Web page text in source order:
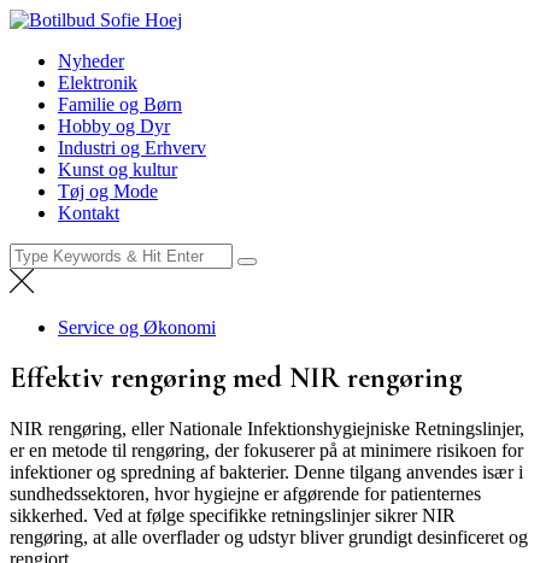
Skip
content
NyhederNyheder
Elektronik
Familie og Børn
Hobby og Dyr
Industri og Erhverv
Kunst og kultur
Tøj og Mode
Kontakt
Search
for:
Service og Økonomi
Effektiv rengøring med NIR rengøring
NIR rengøring, eller Nationale Infektionshygiejniske Retningslinjer,
er en metode til rengøring, der fokuserer på at minimere risikoen for
infektioner og spredning af bakterier. Denne tilgang anvendes især i
sundhedssektoren, hvor hygiejne er afgørende for patienternes
sikkerhed. Ved at følge specifikke retningslinjer sikrer NIR
rengøring, at alle overflader og udstyr bliver grundigt desinficeret og
rengjort.